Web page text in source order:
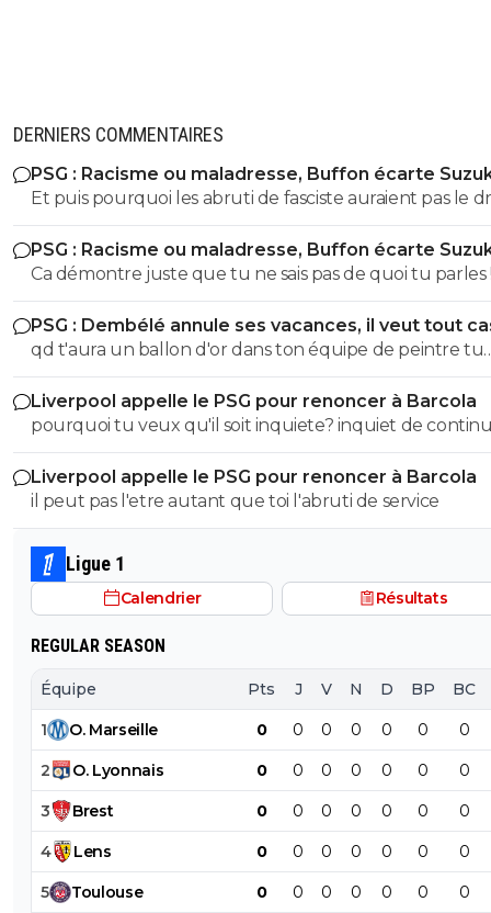
DERNIERS COMMENTAIRES
PSG : Racisme ou maladresse, Buffon écarte
Et puis pourquoi les abruti de fasciste auraient pas le
s'exprimer? Toi t'es un gros débile qui sait pas faire la
différence entre nazisme et fascisme, t'a bien le droit de
t'exprimer lol Tous les abrutis et idiots ont le droit de
s'exprimer lol
PSG : Racisme ou maladresse, Buffon écarte
Ca démontre juste que tu ne sais pas de quoi tu parles !!
etre sacrément débile pour confondre nazisme et
T'a meme pas le niveau en histoire d'un collégien...
partir de là tes idées politiques on s'en tape Quand on sait pas
faire la différence entre le nazisme et le fascisme
parle pas de politique vu qu'on est un putain d'ignare ! Merci
de démontrer encore une fois que l'électeur LFI est
abruti qui connait rien à rien :)
PSG : Dembélé annule ses vacances, il veut tout
qd t'aura un ballon d'or dans ton équipe de peintre tu
pourras la ramener le bouffon de service
Liverpool appelle le PSG pour renoncer à Barcola
pourquoi tu veux qu'il soit inquiete? inquiet de
gagner des titres avec la meilleure équipe d'europe? SOigne
toi abruti
Liverpool appelle le PSG pour renoncer à Barcola
il peut pas l'etre autant que toi l'abruti de service
Ligue 1
Calendrier Résultats
REGULAR SEASON
Équipe Pts J V N D BP BC
1 O. Marseille 0 0 0 0 0 0 0
2 O. Lyonnais 0 0 0 0 0 0 0
3 Brest 0 0 0 0 0 0 0
4 Lens 0 0 0 0 0 0 0
5 Toulouse 0 0 0 0 0 0 0